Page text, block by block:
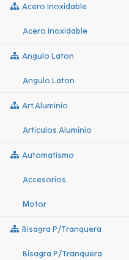
Acero Inoxidable
Acero Inoxidable
Angulo Laton
Angulo Laton
Art.aluminio
Articulos Aluminio
Automatismo
Accesorios
Motor
Bisagra P/tranquera
Bisagra P/tranquera